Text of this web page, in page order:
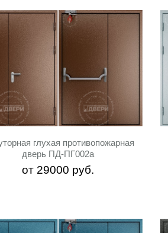
глухая противопожарная
дверь ПД-ПГ002a
от 29000 руб.